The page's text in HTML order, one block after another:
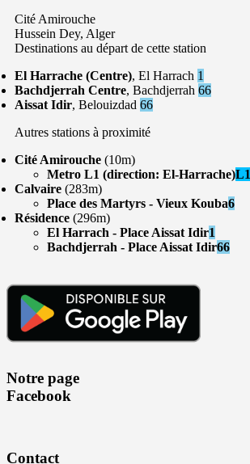
Cité Amirouche
Hussein Dey, Alger
Destinations au départ de cette station
El Harrache (Centre), El Harrach 1
Bachdjerrah Centre, Bachdjerrah 66
Aissat Idir, Belouizdad 66
Autres stations à proximité
Cité Amirouche (10m)
Metro L1 (direction: El-Harrache)L1
Calvaire (283m)
Place des Martyrs - Vieux Kouba6
Résidence (296m)
El Harrach - Place Aissat Idir1
Bachdjerrah - Place Aissat Idir66
Notre page
Facebook
Contact